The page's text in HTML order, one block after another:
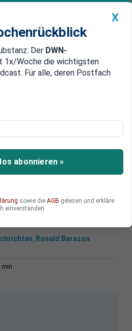
Geldanlage Premium
Magazin China
wird auch
steigenden Inflation in
, Ronald Barazon
min
X
Der DWN-
1x/Woche die wichtigsten
Für alle, deren Postfach
abonnieren »
sowie die AGB gelesen und erkläre
einverstanden.